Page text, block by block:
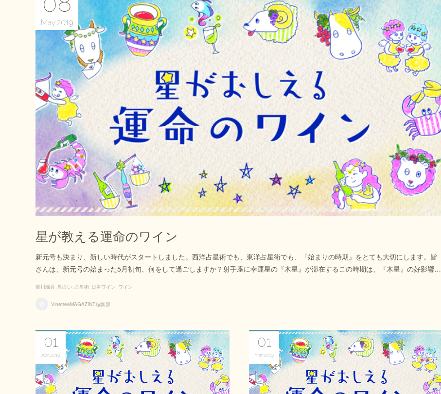
星が教える運命のワイン
新元号も決まり、新しい時代がスタートしました。西洋占星術でも、東洋占星術でも、『始まりの時期』をとても大切にします。皆
さんは、新元号の始まった5月初旬、何をして過ごしますか？射手座に幸運星の『木星』が滞在するこの時期は、『木星』の好影響…
May 2019
華川瑶香 星占い 占星術 日本ワイン ワイン
VinetreeMAGAZINE編集部
01
Apr 2019
01
Mar 2019